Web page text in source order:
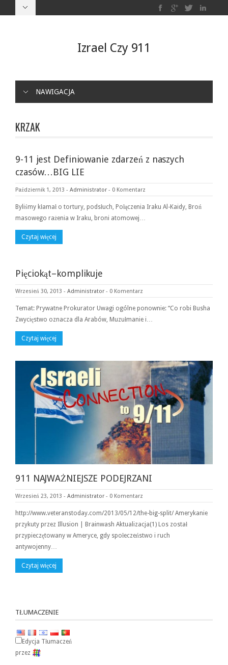
Izrael Czy 911
NAWIGACJA
KRZAK
9-11 jest Definiowanie zdarzeń z naszych
czasów…BIG LIE
Październik 1, 2013 - Administrator - 0 Komentarz
Byliśmy kłamał o tortury, podsłuch, Połączenia Iraku Al-Kaidy, Broń
masowego rażenia w Iraku, broni atomowej…
Czytaj więcej
Pięciokąt–komplikuje
Wrzesień 30, 2013 - Administrator - 0 Komentarz
Temat: Prywatne Prokurator Uwagi ogólne ponownie: “Co robi Busha
Zwycięstwo oznacza dla Arabów, Muzułmanie i…
Czytaj więcej
911 NAJWAŻNIEJSZE PODEJRZANI
Wrzesień 23, 2013 - Administrator - 0 Komentarz
http://www.veteranstoday.com/2013/05/12/the-big-split/ Amerykanie
przykuty przez Illusion | Brainwash Aktualizacja(1) Los został
przypieczętowany w Ameryce, gdy społeczeństwo i ruch
antywojenny…
Czytaj więcej
TŁUMACZENIE
Edycja Tłumaczeń
przez